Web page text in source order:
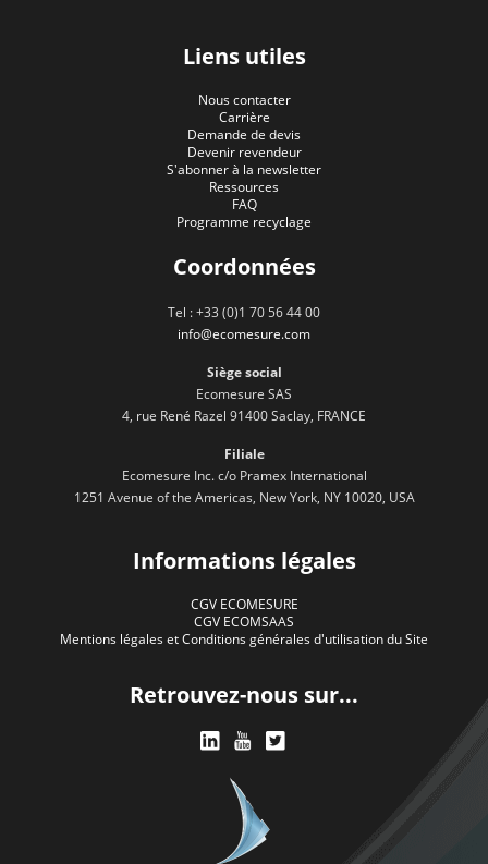
Liens utiles
Nous contacter
Carrière
Demande de devis
Devenir revendeur
S'abonner à la newsletter
Ressources
FAQ
Programme recyclage
Coordonnées
Tel : +33 (0)1 70 56 44 00
info@ecomesure.com
Siège social
Ecomesure SAS
4, rue René Razel 91400 Saclay, FRANCE
Filiale
Ecomesure Inc. c/o Pramex International
1251 Avenue of the Americas, New York, NY 10020, USA
Informations légales
CGV ECOMESURE
CGV ECOMSAAS
Mentions légales et Conditions générales d'utilisation du Site
Retrouvez-nous sur...